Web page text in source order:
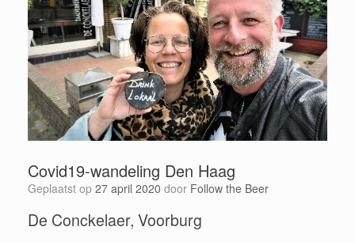
Covid19-wandeling Den Haag
Geplaatst op 27 april 2020 door Follow the Beer
De Conckelaer, Voorburg